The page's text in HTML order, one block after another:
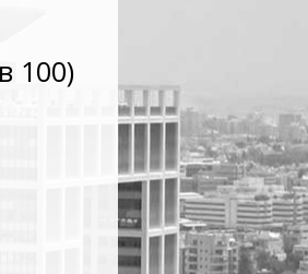
100)